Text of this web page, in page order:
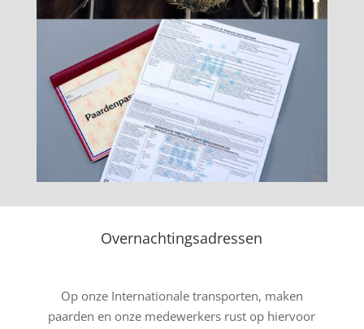
Overnachtingsadressen
Op onze Internationale transporten, maken
paarden en onze medewerkers rust op hiervoor